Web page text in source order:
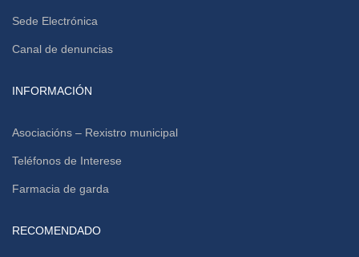
Sede Electrónica
Canal de denuncias
INFORMACIÓN
Asociacións – Rexistro municipal
Teléfonos de Interese
Farmacia de garda
RECOMENDADO